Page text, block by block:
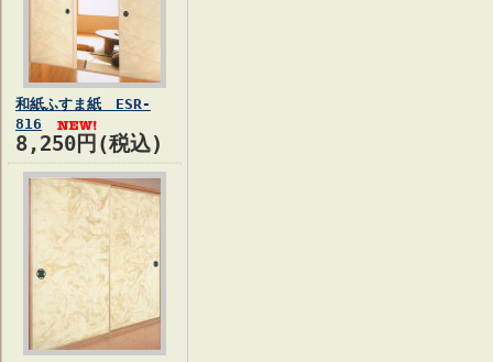
和紙ふすま紙 ESR-
816
8,250円(税込)